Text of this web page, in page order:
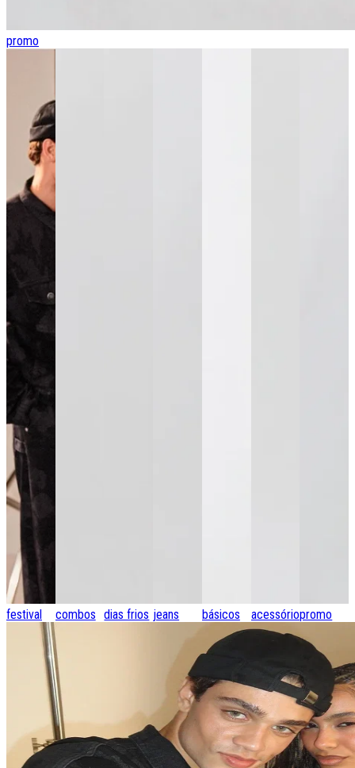
promo
festival combos dias frios jeans básicos acessóriospromo